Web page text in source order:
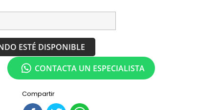
ESTÉ DISPONIBLE
Compartir
CONTACTA UN ESPECIALISTA